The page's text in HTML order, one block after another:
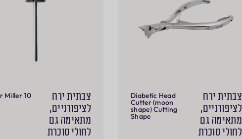
צבתית ירח
לציפורניים,
מתאימה גם
לחולי סוכרת
Diabetic Head
Cutter (moon
shape) Cutting
Shape
צבתית ירח
לציפורניים,
מתאימה גם
לחולי סוכרת
Miller 10